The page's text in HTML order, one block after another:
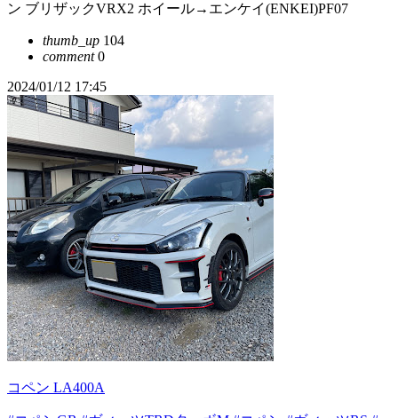
ン ブリザックVRX2 ホイール→エンケイ(ENKEI)PF07
thumb_up 104
comment0
2024/01/12 17:45
コペン LA400A